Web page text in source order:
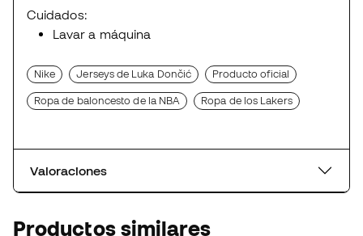
Cuidados:
Lavar a máquina
Nike Jerseys de Luka Dončić Producto oficial
Ropa de baloncesto de la NBA Ropa de los Lakers
Valoraciones
Productos similares